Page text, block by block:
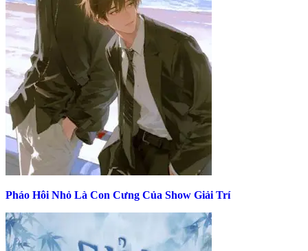
Pháo Hôi Nhỏ Là Con Cưng Của Show Giải Trí